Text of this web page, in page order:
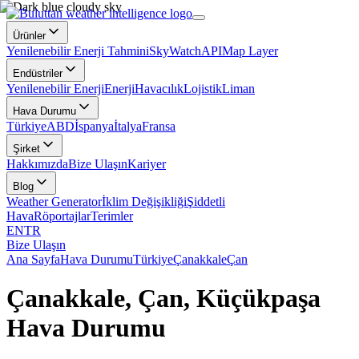
Ürünler
Yenilenebilir Enerji TahminiSkyWatchAPIMap Layer
Endüstriler
Yenilenebilir EnerjiEnerjiHavacılıkLojistikLiman
Hava Durumu
TürkiyeABDİspanyaİtalyaFransa
Şirket
HakkımızdaBize UlaşınKariyer
Blog
Weather Generatorİklim DeğişikliğiŞiddetli
HavaRöportajlarTerimler
ENTR
Bize Ulaşın
Ana SayfaHava DurumuTürkiyeÇanakkaleÇan
Çanakkale, Çan, Küçükpaşa
Hava Durumu